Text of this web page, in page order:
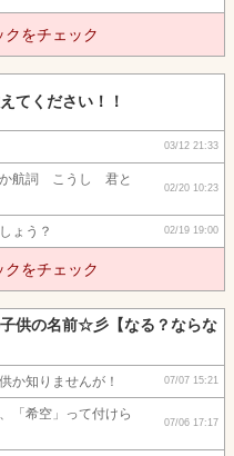
クをチェック
てください！！
03/12 21:33
航詞 こうし 君と
02/20 10:23
ょう？ 02/19 19:00
クをチェック
子供の名前☆彡【なる？ならな
か知りませんが！ 07/07 15:21
「希空」って付けら
07/06 17:17